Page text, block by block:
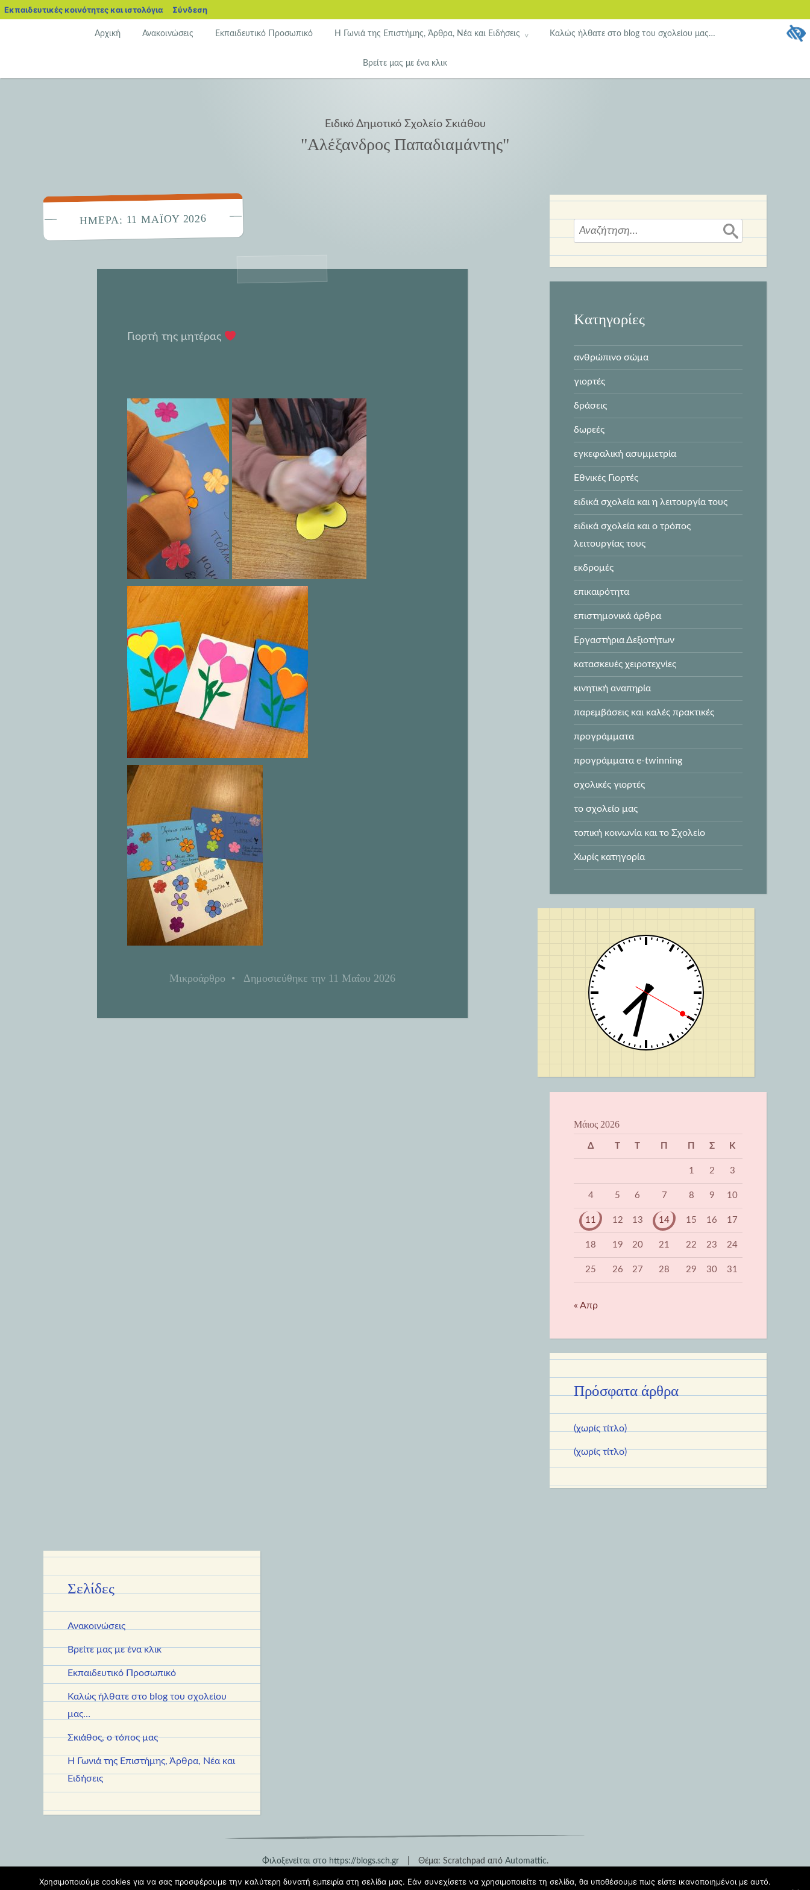
Αρχική Ανακοινώσεις Εκπαιδευτικό Προσωπικό Η Γωνιά της Επιστήμης, Άρθρα, Νέα και Ειδήσεις Καλώς ήλθατε στο blog του σχολείου μας…
Βρείτε μας με ένα κλικ
Ειδικό Δημοτικό Σχολείο Σκιάθου
"Αλέξανδρος Παπαδιαμάντης"
ΗΜΈΡΑ: 11 ΜΑΪ́ΟΥ 2026
Γιορτή της μητέρας
Μικροάρθρο • Δημοσιεύθηκε την 11 Μαΐου 2026
Αναζήτηση
για:
Kατηγορίες
ανθρώπινο σώμα
γιορτές
δράσεις
δωρεές
εγκεφαλική ασυμμετρία
Εθνικές Γιορτές
ειδικά σχολεία και η λειτουργία τους
ειδικά σχολεία και ο τρόπος
λειτουργίας τους
εκδρομές
επικαιρότητα
επιστημονικά άρθρα
Εργαστήρια Δεξιοτήτων
κατασκευές χειροτεχνίες
κινητική αναπηρία
παρεμβάσεις και καλές πρακτικές
προγράμματα
προγράμματα e-twinning
σχολικές γιορτές
το σχολείο μας
τοπική κοινωνία και το Σχολείο
Χωρίς κατηγορία
Μάιος 2026
Δ Τ Τ Π Π Σ Κ
1 2 3
4 5 6 7 8 9 10
11 12 13 14 15 16 17
18 19 20 21 22 23 24
25 26 27 28 29 30 31
« Απρ
Πρόσφατα άρθρα
(χωρίς τίτλο)
(χωρίς τίτλο)
Σελίδες
Ανακοινώσεις
Βρείτε μας με ένα κλικ
Εκπαιδευτικό Προσωπικό
Καλώς ήλθατε στο blog του σχολείου
μας…
Σκιάθος, ο τόπος μας
Η Γωνιά της Επιστήμης, Άρθρα, Νέα και
Ειδήσεις
Φιλοξενείται στο https://blogs.sch.gr Θέμα: Scratchpad από Automattic.
Εκπαιδευτικές κοινότητες και ιστολόγια blogs.sch.gr
Σύνδεση
Χρησιμοποιούμε cookies για να σας προσφέρουμε την καλύτερη δυνατή εμπειρία στη σελίδα μας. Εάν συνεχίσετε να χρησιμοποιείτε τη σελίδα, θα υποθέσουμε πως είστε ικανοποιημένοι με αυτό.